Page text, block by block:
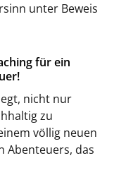
unter Beweis
für ein
nicht nur
zu
völlig neuen
Abenteuers, das